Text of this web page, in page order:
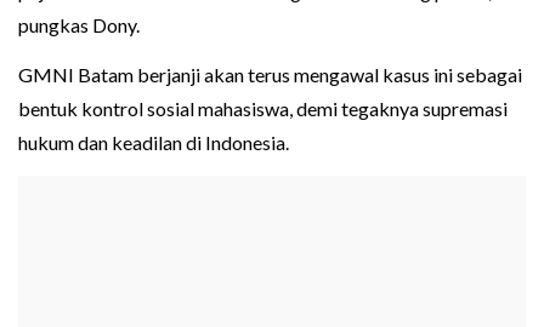
pungkas Dony.
GMNI Batam berjanji akan terus mengawal kasus ini sebagai
bentuk kontrol sosial mahasiswa, demi tegaknya supremasi
hukum dan keadilan di Indonesia.